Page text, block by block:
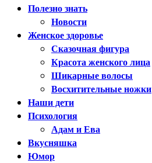
Полезно знать
Новости
Женское здоровье
Сказочная фигура
Красота женского лица
Шикарные волосы
Восхитительные ножки
Наши дети
Психология
Адам и Ева
Вкусняшка
Юмор